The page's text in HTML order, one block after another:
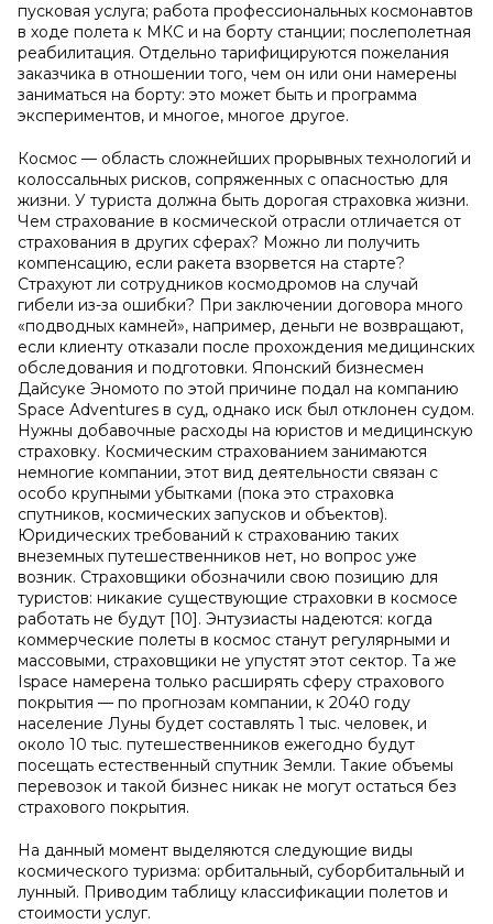
пусковая услуга; работа профессиональных космонавтов
в ходе полета к МКС и на борту станции; послеполетная
реабилитация. Отдельно тарифицируются пожелания
заказчика в отношении того, чем он или они намерены
заниматься на борту: это может быть и программа
экспериментов, и многое, многое другое.
Космос — область сложнейших прорывных технологий и
колоссальных рисков, сопряженных с опасностью для
жизни. У туриста должна быть дорогая страховка жизни.
Чем страхование в космической отрасли отличается от
страхования в других сферах? Можно ли получить
компенсацию, если ракета взорвется на старте?
Страхуют ли сотрудников космодромов на случай
гибели из-за ошибки? При заключении договора много
«подводных камней», например, деньги не возвращают,
если клиенту отказали после прохождения медицинских
обследования и подготовки. Японский бизнесмен
Дайсуке Эномото по этой причине подал на компанию
Space Adventures в суд, однако иск был отклонен судом.
Нужны добавочные расходы на юристов и медицинскую
страховку. Космическим страхованием занимаются
немногие компании, этот вид деятельности связан с
особо крупными убытками (пока это страховка
спутников, космических запусков и объектов).
Юридических требований к страхованию таких
внеземных путешественников нет, но вопрос уже
возник. Страховщики обозначили свою позицию для
туристов: никакие существующие страховки в космосе
работать не будут [10]. Энтузиасты надеются: когда
коммерческие полеты в космос станут регулярными и
массовыми, страховщики не упустят этот сектор. Та же
Ispace намерена только расширять сферу страхового
покрытия — по прогнозам компании, к 2040 году
население Луны будет составлять 1 тыс. человек, и
около 10 тыс. путешественников ежегодно будут
посещать естественный спутник Земли. Такие объемы
перевозок и такой бизнес никак не могут остаться без
страхового покрытия.
На данный момент выделяются следующие виды
космического туризма: орбитальный, суборбитальный и
лунный. Приводим таблицу классификации полетов и
стоимости услуг.